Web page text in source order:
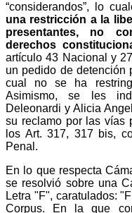
“considerandos”, lo
una restricción a la
presentantes, no
derechos
artículo 43 Nacional y
un pedido de detención
cual no se ha
Asimismo, se les
Deleonardi y Alicia
su reclamo por las vías
los Art. 317, 317 bis,
Penal.
En lo que respecta
se resolvió sobre una
Letra "F", caratulados:
Corpus. En la que